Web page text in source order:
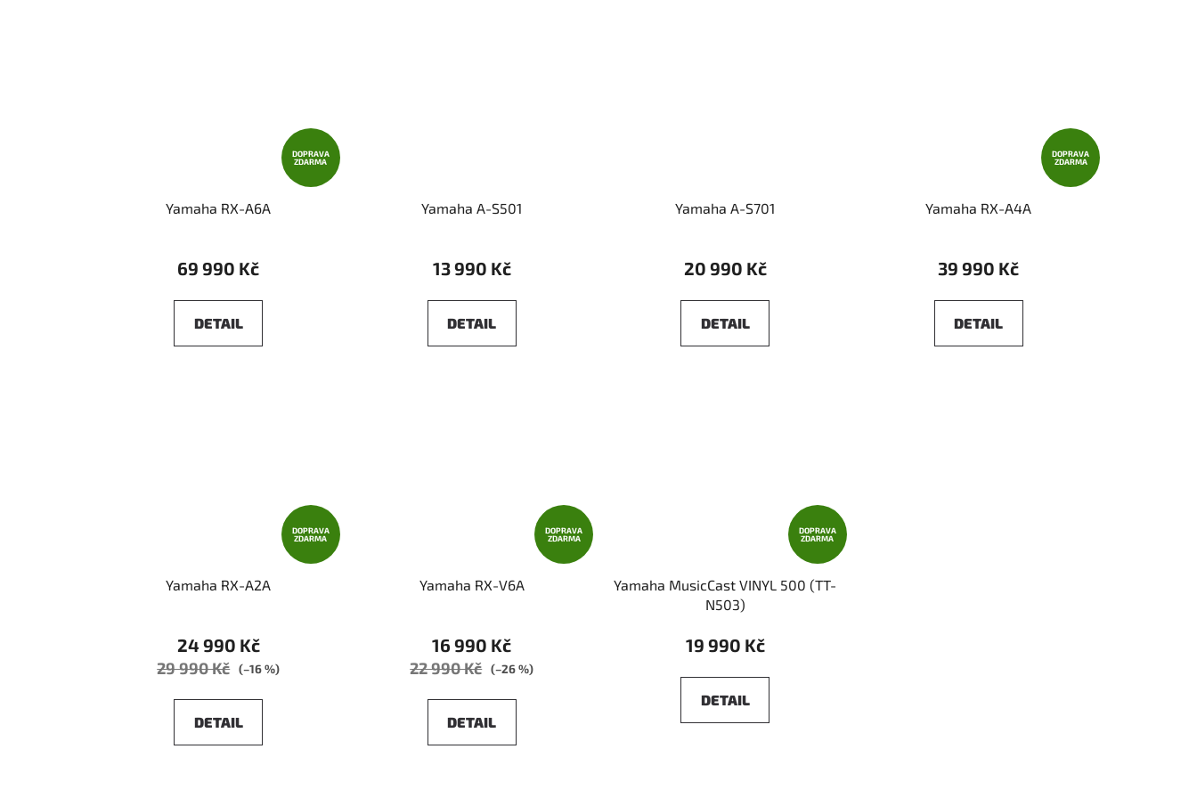
DOPRAVA
ZDARMA
Yamaha RX-A6A
69 990 Kč
DETAIL
Yamaha A-S501
13 990 Kč
DETAIL
Yamaha A-S701
20 990 Kč
DETAIL
DOPRAVA
ZDARMA
Yamaha RX-A4A
39 990 Kč
DETAIL
DOPRAVA
ZDARMA
Yamaha RX-A2A
24 990 Kč
29 990 Kč (–16 %)
DETAIL
DOPRAVA
ZDARMA
Yamaha RX-V6A
16 990 Kč
22 990 Kč (–26 %)
DETAIL
DOPRAVA
ZDARMA
Yamaha MusicCast VINYL 500 (TT-
N503)
19 990 Kč
DETAIL